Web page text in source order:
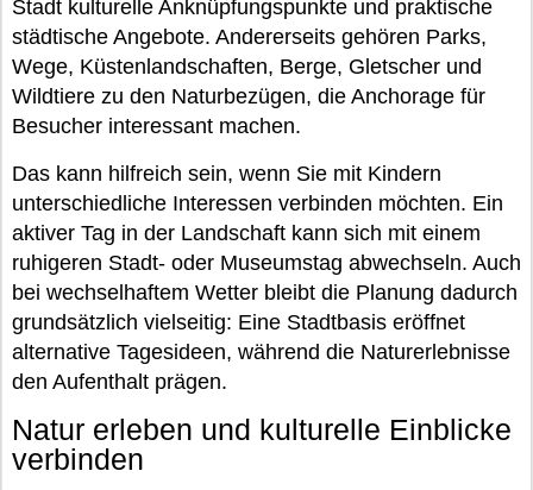
Stadt kulturelle Anknüpfungspunkte und praktische
städtische Angebote. Andererseits gehören Parks,
Wege, Küstenlandschaften, Berge, Gletscher und
Wildtiere zu den Naturbezügen, die Anchorage für
Besucher interessant machen.
Das kann hilfreich sein, wenn Sie mit Kindern
unterschiedliche Interessen verbinden möchten. Ein
aktiver Tag in der Landschaft kann sich mit einem
ruhigeren Stadt- oder Museumstag abwechseln. Auch
bei wechselhaftem Wetter bleibt die Planung dadurch
grundsätzlich vielseitig: Eine Stadtbasis eröffnet
alternative Tagesideen, während die Naturerlebnisse
den Aufenthalt prägen.
Natur erleben und kulturelle Einblicke
verbinden